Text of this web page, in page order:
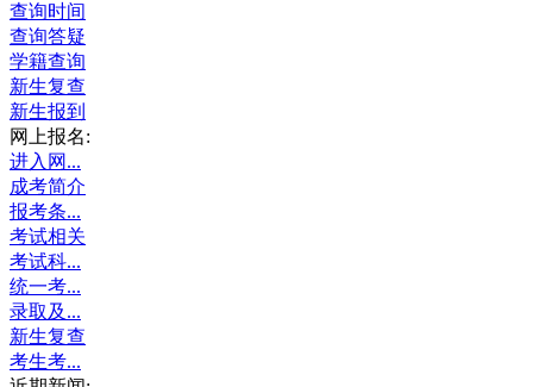
查询时间
查询答疑
学籍查询
新生复查
新生报到
网上报名:
进入网...
成考简介
报考条...
考试相关
考试科...
统一考...
录取及...
新生复查
考生考...